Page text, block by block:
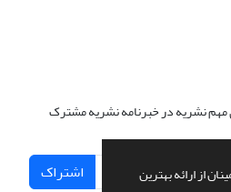
از ارائه بهترین
مهم نشریه در خبرنامه نشریه مشترک
اشتراک